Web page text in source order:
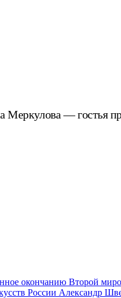
Меркулова — гостья
окончанию Второй
России Александр